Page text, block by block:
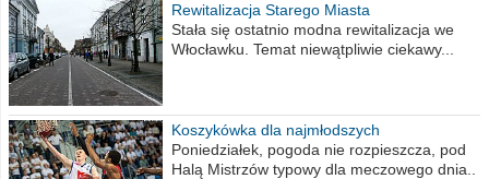
Rewitalizacja Starego Miasta
Stała się ostatnio modna rewitalizacja we
Włocławku. Temat niewątpliwie ciekawy...
Koszykówka dla najmłodszych
Poniedziałek, pogoda nie rozpieszcza, pod
Halą Mistrzów typowy dla meczowego dnia..